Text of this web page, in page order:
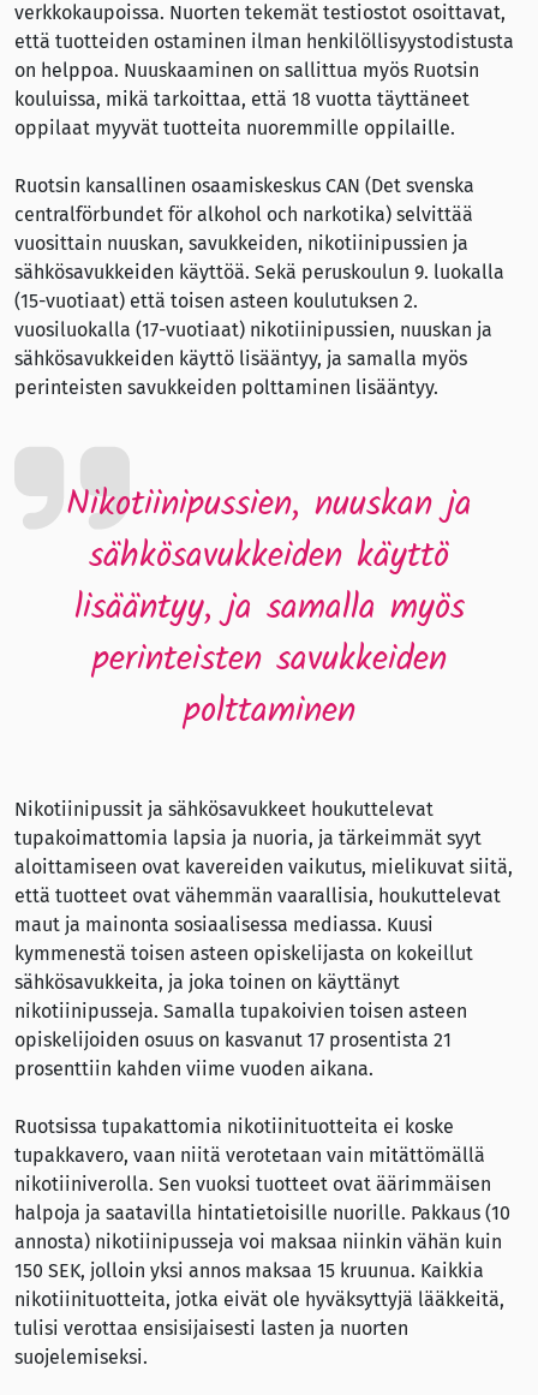
verkkokaupoissa. Nuorten tekemät testiostot osoittavat,
että tuotteiden ostaminen ilman henkilöllisyystodistusta
on helppoa. Nuuskaaminen on sallittua myös Ruotsin
kouluissa, mikä tarkoittaa, että 18 vuotta täyttäneet
oppilaat myyvät tuotteita nuoremmille oppilaille.
Ruotsin kansallinen osaamiskeskus CAN (Det svenska
centralförbundet för alkohol och narkotika) selvittää
vuosittain nuuskan, savukkeiden, nikotiinipussien ja
sähkösavukkeiden käyttöä. Sekä peruskoulun 9. luokalla
(15-vuotiaat) että toisen asteen koulutuksen 2.
vuosiluokalla (17-vuotiaat) nikotiinipussien, nuuskan ja
sähkösavukkeiden käyttö lisääntyy, ja samalla myös
perinteisten savukkeiden polttaminen lisääntyy.
Nikotiinipussien, nuuskan ja
sähkösavukkeiden käyttö
lisääntyy, ja samalla myös
perinteisten savukkeiden
polttaminen
Nikotiinipussit ja sähkösavukkeet houkuttelevat
tupakoimattomia lapsia ja nuoria, ja tärkeimmät syyt
aloittamiseen ovat kavereiden vaikutus, mielikuvat siitä,
että tuotteet ovat vähemmän vaarallisia, houkuttelevat
maut ja mainonta sosiaalisessa mediassa. Kuusi
kymmenestä toisen asteen opiskelijasta on kokeillut
sähkösavukkeita, ja joka toinen on käyttänyt
nikotiinipusseja. Samalla tupakoivien toisen asteen
opiskelijoiden osuus on kasvanut 17 prosentista 21
prosenttiin kahden viime vuoden aikana.
Ruotsissa tupakattomia nikotiinituotteita ei koske
tupakkavero, vaan niitä verotetaan vain mitättömällä
nikotiiniverolla. Sen vuoksi tuotteet ovat äärimmäisen
halpoja ja saatavilla hintatietoisille nuorille. Pakkaus (10
annosta) nikotiinipusseja voi maksaa niinkin vähän kuin
150 SEK, jolloin yksi annos maksaa 15 kruunua. Kaikkia
nikotiinituotteita, jotka eivät ole hyväksyttyjä lääkkeitä,
tulisi verottaa ensisijaisesti lasten ja nuorten
suojelemiseksi.